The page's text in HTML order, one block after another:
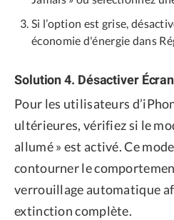
Si l’option est grise,
économie d'énergie dans
Solution 4. Désactiver
Pour les utilisateurs
ultérieures, vérifiez si le
allumé » est activé. Ce
contourner le
verrouillage automatique
extinction complète.